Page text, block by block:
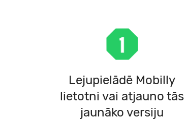
Lejupielādē Mobilly
lietotni vai atjauno tās
jaunāko versiju